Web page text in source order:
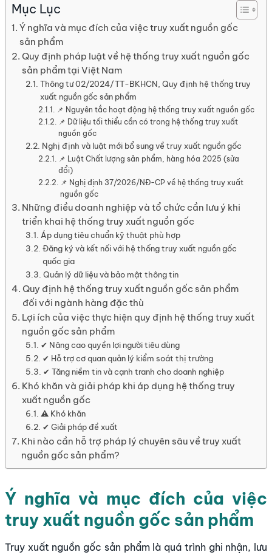
Mục Lục
Ý nghĩa và mục đích của việc truy xuất nguồn gốc
sản phẩm
Quy định pháp luật về hệ thống truy xuất nguồn gốc
sản phẩm tại Việt Nam
Thông tư 02/2024/TT-BKHCN, Quy định hệ thống truy
xuất nguồn gốc sản phẩm
📌 Nguyên tắc hoạt động hệ thống truy xuất nguồn gốc
📌 Dữ liệu tối thiểu cần có trong hệ thống truy xuất
nguồn gốc
Nghị định và luật mới bổ sung về truy xuất nguồn gốc
📌 Luật Chất lượng sản phẩm, hàng hóa 2025 (sửa
đổi)
📌 Nghị định 37/2026/NĐ-CP về hệ thống truy xuất
nguồn gốc
Những điều doanh nghiệp và tổ chức cần lưu ý khi
triển khai hệ thống truy xuất nguồn gốc
Áp dụng tiêu chuẩn kỹ thuật phù hợp
Đăng ký và kết nối với hệ thống truy xuất nguồn gốc
quốc gia
Quản lý dữ liệu và bảo mật thông tin
Quy định hệ thống truy xuất nguồn gốc sản phẩm
đối với ngành hàng đặc thù
Lợi ích của việc thực hiện quy định hệ thống truy xuất
nguồn gốc sản phẩm
✔ Nâng cao quyền lợi người tiêu dùng
✔ Hỗ trợ cơ quan quản lý kiểm soát thị trường
✔ Tăng niềm tin và cạnh tranh cho doanh nghiệp
Khó khăn và giải pháp khi áp dụng hệ thống truy
xuất nguồn gốc
⚠ Khó khăn
✔ Giải pháp đề xuất
Khi nào cần hỗ trợ pháp lý chuyên sâu về truy xuất
nguồn gốc sản phẩm?
Ý nghĩa và mục đích của việc
truy xuất nguồn gốc sản phẩm
Truy xuất nguồn gốc sản phẩm là quá trình ghi nhận, lưu